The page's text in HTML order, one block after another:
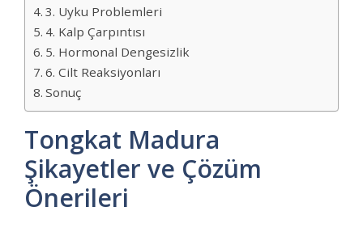
3. Uyku Problemleri
4. Kalp Çarpıntısı
5. Hormonal Dengesizlik
6. Cilt Reaksiyonları
Sonuç
Tongkat Madura
Şikayetler ve Çözüm
Önerileri